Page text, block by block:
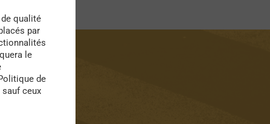
qualité
par
le
de
ceux